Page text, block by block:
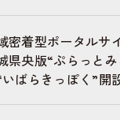
密着型ポータルサ
県央版“ぷらっと
いばらきっぽく”開